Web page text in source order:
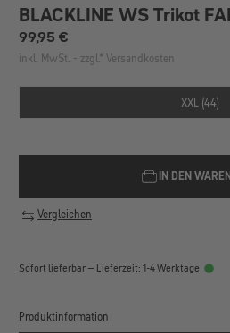
BLACKLINE WS Trikot
XXL (44)
Regulärer Preis:
99,95 €
inkl. MwSt. - zzgl.* Versandkosten
IN DEN
Vergleichen
Sofort lieferbar – Lieferzeit: 1-4 Werktage
Produktinformation